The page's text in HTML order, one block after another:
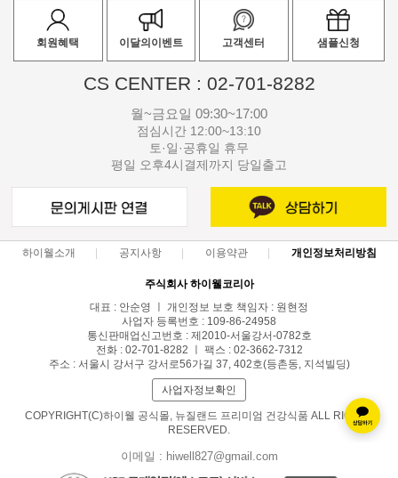
회원혜택 이달의이벤트 고객센터 샘플신청
CS CENTER : 02-701-8282
월~금요일 09:30~17:00
점심시간 12:00~13:10
토·일·공휴일 휴무
평일 오후4시결제까지 당일출고
하이웰소개 공지사항 이용약관 개인정보처리방침
주식회사 하이웰코리아
대표 : 안순영 ㅣ 개인정보 보호 책임자 : 원현정
사업자 등록번호 : 109-86-24958
통신판매업신고번호 : 제2010-서울강서-0782호
전화 : 02-701-8282 ㅣ 팩스 : 02-3662-7312
주소 : 서울시 강서구 강서로56가길 37, 402호(등촌동, 지석빌딩)
사업자정보확인
COPYRIGHT(C)하이웰 공식몰, 뉴질랜드 프리미엄 건강식품 ALL RIGHTS
RESERVED.
이메일 : hiwell827@gmail.com